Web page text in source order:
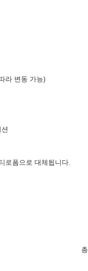
라 변동 가능)
로폼으로 대체됩니다.